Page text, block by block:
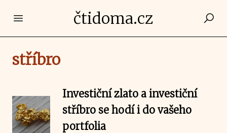
Open main menučtidoma.cz
stříbro
Investiční zlato a investiční
stříbro se hodí i do vašeho
portfolia